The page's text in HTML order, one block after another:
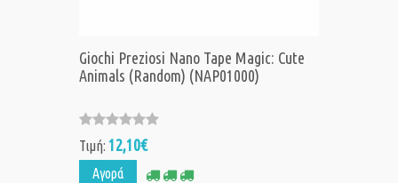
Giochi Preziosi Nano Tape Magic: Cute
Animals (Random) (NAP01000)
Τιμή: 12,10€
Αγορά